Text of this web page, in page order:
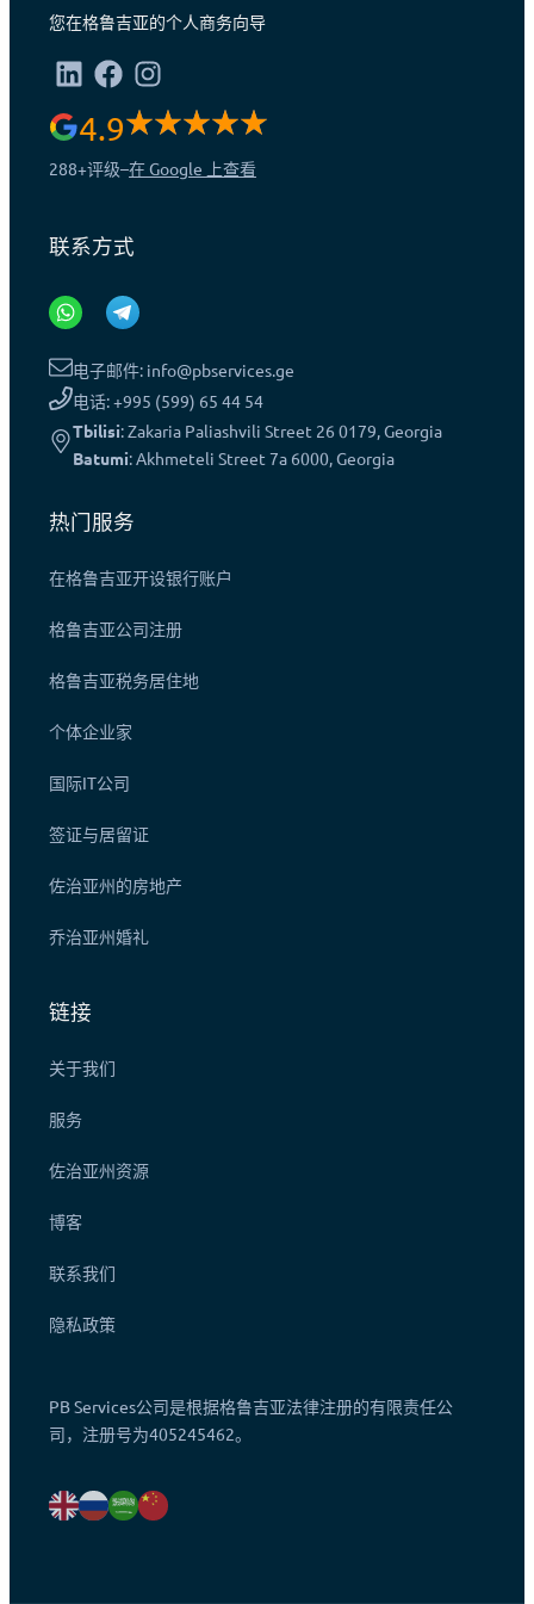
您在格鲁吉亚的个人商务向导
4.9
288+评级–在 Google 上查看
联系方式
电子邮件: info@pbservices.ge
电话: +995 (599) 65 44 54
Tbilisi: Zakaria Paliashvili Street 26 0179, Georgia
Batumi: Akhmeteli Street 7a 6000, Georgia
热门服务
在格鲁吉亚开设银行账户
格鲁吉亚公司注册
格鲁吉亚税务居住地
个体企业家
国际IT公司
签证与居留证
佐治亚州的房地产
乔治亚州婚礼
链接
关于我们
服务
佐治亚州资源
博客
联系我们
隐私政策
PB Services公司是根据格鲁吉亚法律注册的有限责任公
司，注册号为405245462。